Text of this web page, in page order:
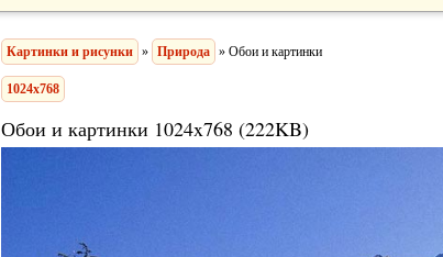
Картинки и рисунки » Природа » Обои и картинки
1024x768
Обои и картинки 1024x768 (222KB)